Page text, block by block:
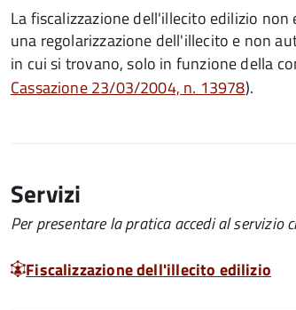
La fiscalizzazione dell'illecito edilizio
una regolarizzazione dell'illecito e non
in cui si trovano, solo in funzione della
Cassazione 23/03/2004, n. 13978).
Servizi
Per presentare la pratica accedi al servizio
Fiscalizzazione dell'illecito edilizio